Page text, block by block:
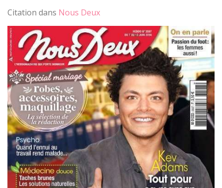
Citation dans Nous Deux